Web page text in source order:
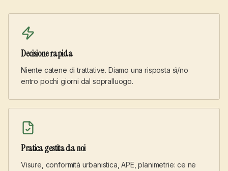
Decisione rapida
Niente catene di trattative. Diamo una risposta sì/no
entro pochi giorni dal sopralluogo.
Pratica gestita da noi
Visure, conformità urbanistica, APE, planimetrie: ce ne